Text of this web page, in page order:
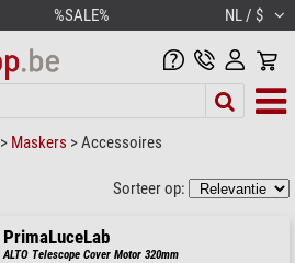
%SALE% NL / $
> Maskers >Accessoires
Sorteer op:
PrimaLuceLab
ALTO Telescope Cover Motor 320mm